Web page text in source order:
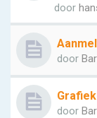
door
door
door